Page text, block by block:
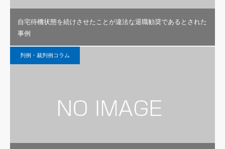
自宅待機状態を続けさせたことが違法な退職勧奨であるとされた
事例
判例・裁判例コラム